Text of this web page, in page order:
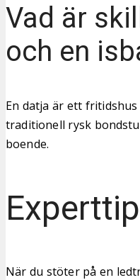
Vad är
och en
En datja är ett
traditionell rysk
boende.
När du stöter på en